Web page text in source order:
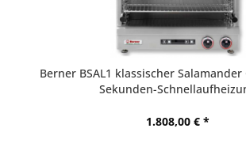
Berner BSAL1 klassischer
Sekunden-
1.808,00 € *